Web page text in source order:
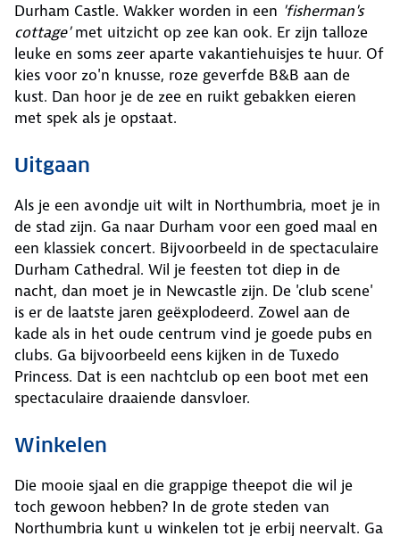
Durham Castle. Wakker worden in een 'fisherman's
cottage'met uitzicht op zee kan ook. Er zijn talloze
leuke en soms zeer aparte vakantiehuisjes te huur. Of
kies voor zo'n knusse, roze geverfde B&B aan de
kust. Dan hoor je de zee en ruikt gebakken eieren
met spek als je opstaat.
Uitgaan
Als je een avondje uit wilt in Northumbria, moet je in
de stad zijn. Ga naar Durham voor een goed maal en
een klassiek concert. Bijvoorbeeld in de spectaculaire
Durham Cathedral. Wil je feesten tot diep in de
nacht, dan moet je in Newcastle zijn. De 'club scene'
is er de laatste jaren geëxplodeerd. Zowel aan de
kade als in het oude centrum vind je goede pubs en
clubs. Ga bijvoorbeeld eens kijken in de Tuxedo
Princess. Dat is een nachtclub op een boot met een
spectaculaire draaiende dansvloer.
Winkelen
Die mooie sjaal en die grappige theepot die wil je
toch gewoon hebben? In de grote steden van
Northumbria kunt u winkelen tot je erbij neervalt. Ga